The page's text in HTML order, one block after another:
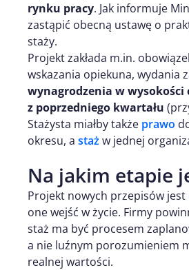
rynku pracy. Jak informuje
zastąpić obecną ustawę o
staży.
Projekt zakłada m.in.
wskazania opiekuna, wydania
wynagrodzenia w wysokości
z poprzedniego kwartału
Stażysta miałby także prawo
okresu, a stażw jednej
Na jakim etapie
Projekt nowych przepisów
one wejść w życie. Firmy
staż ma być procesem
a nie luźnym porozumieniem
realnej wartości.